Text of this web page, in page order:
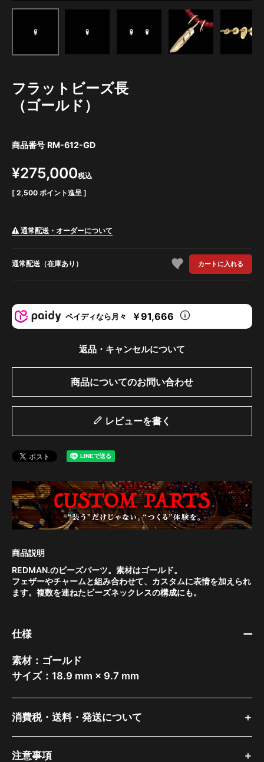
フラットビーズ長
（ゴールド）
商品番号 RM-612-GD
¥275,000税込
[ 2,500 ポイント進呈 ]
通常配送・オーダーについて
通常配送（在庫あり） カートに入れる
ペイディなら月々 ￥91,666
返品・キャンセルについて
商品についてのお問い合わせ
レビューを書く
REDMAN.のビーズパーツ。素材はゴールド。
フェザーやチャームと組み合わせて、カスタムに表情を加えられ
ます。複数を連ねたビーズネックレスの構成にも。
仕様
素材：ゴールド
サイズ：18.9 mm × 9.7 mm
消費税・送料・発送について
注意事項